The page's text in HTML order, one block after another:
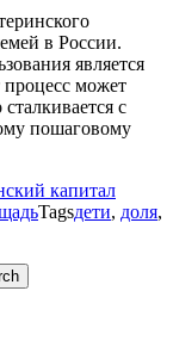
в России.
является
процесс может
с
пошаговому
капитал
Tagsдети, доля,